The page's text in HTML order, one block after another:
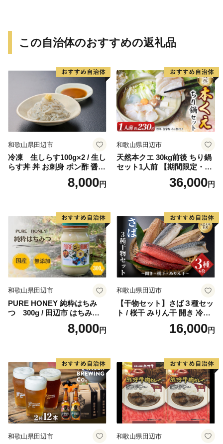
この自治体のおすすめの返礼品
和歌山県田辺市
冷凍 生しらす100g×2 / 生し
らす丼 丼 お刺身 ポン酢 醤油
小分け シラス 冷凍 生 ギフト
お取り寄せ 和歌山県 田辺市
8,000円
和歌山県田辺市
天然本クエ 30kg前後 ちり鍋
セット1人前 【期間限定・1/3
1まで】【お野菜・自家製ぽ
ん酢付きのくえ】 ※北海
本クエ ポン酢 ぽんず 田辺市
和歌山県 贈答 ギフト ご家庭
【gtr001】
36,000円
和歌山県田辺市
PURE HONEY 純粋はちみ
つ 300g / 田辺市 はちみつ
ハチミツ 蜂蜜 無添加 国産
8,000円
和歌山県田辺市
【干物セット】さば３種セッ
ト / 桜干 みりん干 開き 冷凍
魚介類 焼き魚 食べ比べ サバ
鯖 和歌山県 田辺市【mst011-
16,000円
和歌山県田辺市 和歌山県田辺市